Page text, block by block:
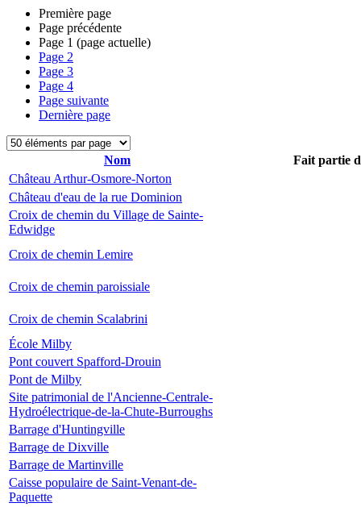
Première page
Page précédente
Page 1 (page actuelle)
Page 2
Page 3
Page 4
Page suivante
Dernière page
Nom
Fait partie
Château Arthur-Osmore-Norton
Château d'eau de la rue Dominion
Croix de chemin du Village de Sainte-
Edwidge
Croix de chemin Lemire
Croix de chemin paroissiale
Croix de chemin Scalabrini
École Milby
Pont couvert Spafford-Drouin
Pont de Milby
Site patrimonial de l'Ancienne-Centrale-
Hydroélectrique-de-la-Chute-Burroughs
Barrage d'Huntingville
Barrage de Dixville
Barrage de Martinville
Caisse populaire de Saint-Venant-de-
Paquette